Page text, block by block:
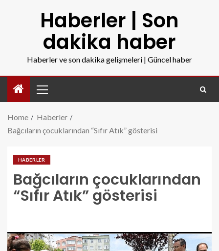
Haberler | Son
dakika haber
Haberler ve son dakika gelişmeleri | Güncel haber
Home
Haberler
Bağcıların çocuklarından “Sıfır Atık” gösterisi
HABERLER
Bağcıların çocuklarından
“Sıfır Atık” gösterisi